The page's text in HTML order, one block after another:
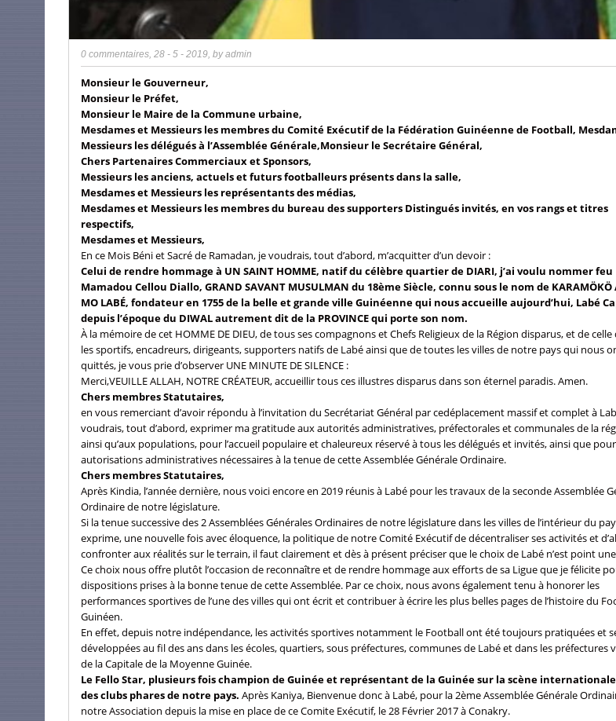
0 commentaires, 28 - 5 - 2019, byadmin
Monsieur le Gouverneur,
Monsieur le Préfet,
Monsieur le Maire de la Commune urbaine,
Mesdames et Messieurs les membres du Comité Exécutif de la Fédération Guinéenne de Football,
Messieurs les délégués à l’Assemblée Générale,Monsieur le Secrétaire Général,
Chers Partenaires Commerciaux et Sponsors,
Messieurs les anciens, actuels et futurs footballeurs présents dans la salle,
Mesdames et Messieurs les représentants des médias,
Mesdames et Messieurs les membres du bureau des supporters Distingués invités, en vos rangs et titres
respectifs,
Mesdames et Messieurs,
En ce Mois Béni et Sacré de Ramadan, je voudrais, tout d’abord, m’acquitter d’un devoir :
Celui de rendre hommage à UN SAINT HOMME, natif du célèbre quartier de DIARI, j’ai voulu nommer feu
Mamadou Cellou Diallo, GRAND SAVANT MUSULMAN du 18ème Siècle, connu sous le nom de KARAMÖKÖ
MO LABÉ, fondateur en 1755 de la belle et grande ville Guinéenne qui nous accueille aujourd’hui, Labé
depuis l’époque du DIWAL autrement dit de la PROVINCE qui porte son nom.
À la mémoire de cet HOMME DE DIEU, de tous ses compagnons et Chefs Religieux de la Région disparus, et de
les sportifs, encadreurs, dirigeants, supporters natifs de Labé ainsi que de toutes les villes de notre pays qui nous
quittés, je vous prie d’observer UNE MINUTE DE SILENCE :
Merci,VEUILLE ALLAH, NOTRE CRÉATEUR, accueillir tous ces illustres disparus dans son éternel paradis. Amen.
Chers membres Statutaires,
en vous remerciant d’avoir répondu à l’invitation du Secrétariat Général par cedéplacement massif et complet à
voudrais, tout d’abord, exprimer ma gratitude aux autorités administratives, préfectorales et communales de la
ainsi qu’aux populations, pour l’accueil populaire et chaleureux réservé à tous les délégués et invités, ainsi que
autorisations administratives nécessaires à la tenue de cette Assemblée Générale Ordinaire.
Chers membres Statutaires,
Après Kindia, l’année dernière, nous voici encore en 2019 réunis à Labé pour les travaux de la seconde Assemblée
Ordinaire de notre législature.
Si la tenue successive des 2 Assemblées Générales Ordinaires de notre législature dans les villes de l’intérieur du
exprime, une nouvelle fois avec éloquence, la politique de notre Comité Exécutif de décentraliser ses activités et
confronter aux réalités sur le terrain, il faut clairement et dès à présent préciser que le choix de Labé n’est point
Ce choix nous offre plutôt l’occasion de reconnaître et de rendre hommage aux efforts de sa Ligue que je félicite
dispositions prises à la bonne tenue de cette Assemblée. Par ce choix, nous avons également tenu à honorer les
performances sportives de l’une des villes qui ont écrit et contribuer à écrire les plus belles pages de l’histoire du
Guinéen.
En effet, depuis notre indépendance, les activités sportives notamment le Football ont été toujours pratiquées et
développées au fil des ans dans les écoles, quartiers, sous préfectures, communes de Labé et dans les préfectures
de la Capitale de la Moyenne Guinée.
Le Fello Star, plusieurs fois champion de Guinée et représentant de la Guinée sur la scène
des clubs phares de notre pays. Après Kaniya, Bienvenue donc à Labé, pour la 2ème Assemblée Générale
notre Association depuis la mise en place de ce Comite Exécutif, le 28 Février 2017 à Conakry.